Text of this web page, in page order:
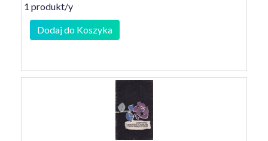
1 produkt/y
Dodaj do Koszyka